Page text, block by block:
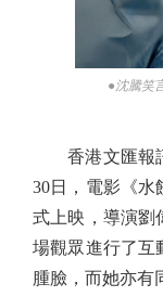
●沈騰笑
香港文匯報訊
30日，電影《水
式上映，導演劉
場觀眾進行了互
腫臉，而她亦有